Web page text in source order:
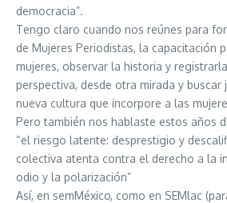
democracia”.
Tengo claro cuando nos reúnes para
de Mujeres Periodistas, la capacitación
mujeres, observar la historia y
perspectiva, desde otra mirada y buscar
nueva cultura que incorpore a las
Pero también nos hablaste estos años
“el riesgo latente: desprestigio y
colectiva atenta contra el derecho a la
odio y la polarización”
Así, en semMéxico, como en SEMlac